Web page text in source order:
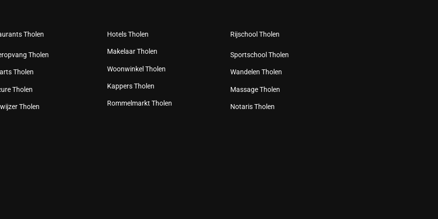
Tholen
Tholen
Tholen
Tholen
Tholen
Hotels Tholen
Makelaar Tholen
Woonwinkel Tholen
Kappers Tholen
Rommelmarkt Tholen
Rijschool Tholen
Sportschool Tholen
Wandelen Tholen
Massage Tholen
Notaris Tholen